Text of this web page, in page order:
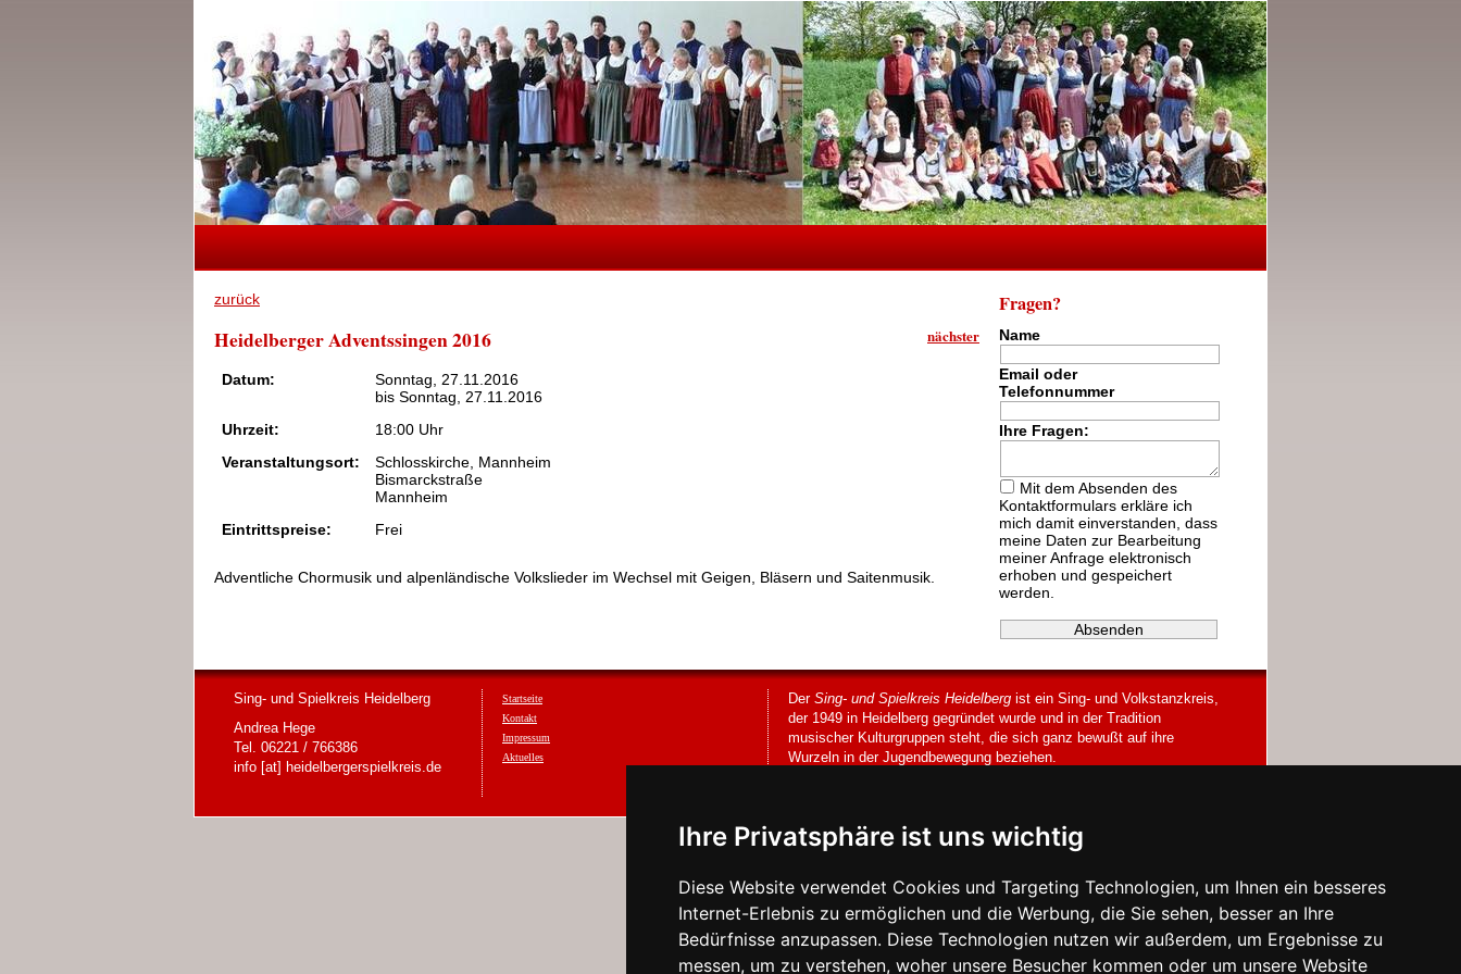
Ihre Privatsphäre ist uns wichtig
Diese Website verwendet Cookies und Targeting Technologien, um Ihnen ein besseres
Internet-Erlebnis zu ermöglichen und die Werbung, die Sie sehen, besser an Ihre
Bedürfnisse anzupassen. Diese Technologien nutzen wir außerdem, um Ergebnisse zu
messen, um zu verstehen, woher unsere Besucher kommen oder um unsere Website
zurück
Heidelberger Adventssingen 2016 nächster
Datum:
Sonntag, 27.11.2016
bis Sonntag, 27.11.2016
Uhrzeit:
18:00 Uhr
Veranstaltungsort:
Schlosskirche, Mannheim
Bismarckstraße
Mannheim
Eintrittspreise:
Frei
Adventliche Chormusik und alpenländische Volkslieder im Wechsel mit Geigen, Bläsern und Saitenmusik.
Fragen?
Name
Email oder
Telefonnummer
Ihre Fragen:
Mit dem Absenden des
Kontaktformulars erkläre ich
mich damit einverstanden, dass
meine Daten zur Bearbeitung
meiner Anfrage elektronisch
erhoben und gespeichert
werden.
Sing- und Spielkreis Heidelberg
Andrea Hege
Tel. 06221 / 766386
info [at] heidelbergerspielkreis.de
Der Sing- und Spielkreis Heidelberg ist ein Sing- und Volkstanzkreis,
der 1949 in Heidelberg gegründet wurde und in der Tradition
musischer Kulturgruppen steht, die sich ganz bewußt auf ihre
Wurzeln in der Jugendbewegung beziehen.
Startseite
Kontakt
Impressum
Aktuelles